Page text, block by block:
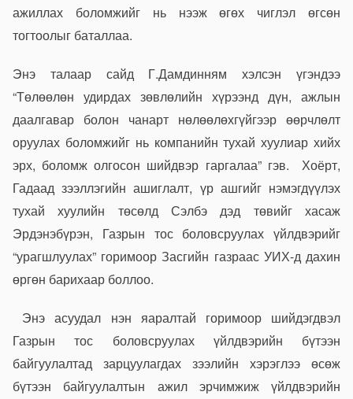
ажиллах боломжийг нь нээж өгөх чиглэл өгсөн
тогтоолыг баталлаа.
Энэ талаар сайд Г.Дамдинням хэлсэн үгэндээ
“Төлөөлөн удирдах зөвлөлийн хүрээнд дүн, ажлын
даалгавар болон чанарт нөлөөлөхгүйгээр өөрчлөлт
оруулах боломжийг нь компанийн тухай хуулиар хийх
эрх, боломж олгосон шийдвэр гаргалаа” гэв. Хоёрт,
Гадаад зээллэгийн ашиглалт, үр ашгийг нэмэгдүүлэх
тухай хуулийн төсөлд Сэлбэ дэд төвийг хасаж
Эрдэнэбүрэн, Газрын тос боловсруулах үйлдвэрийг
“урагшлуулах” горимоор Засгийн газраас УИХ-д дахин
өргөн барихаар боллоо.
Энэ асуудал нэн яаралтай горимоор шийдэгдвэл
Газрын тос боловсруулах үйлдвэрийн бүтээн
байгуулалтад зарцуулагдах зээлийн хэрэглээ өсөж
бүтээн байгуулалтын ажил эрчимжиж үйлдвэрийн